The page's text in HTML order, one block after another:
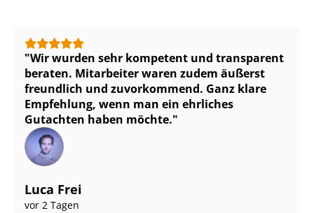
Wir wurden sehr kompetent und transparent
beraten. Mitarbeiter waren zudem äußerst
freundlich und zuvorkommend. Ganz klare
Empfehlung, wenn man ein ehrliches
Gutachten haben möchte.
Luca Frei
vor 2 Tagen